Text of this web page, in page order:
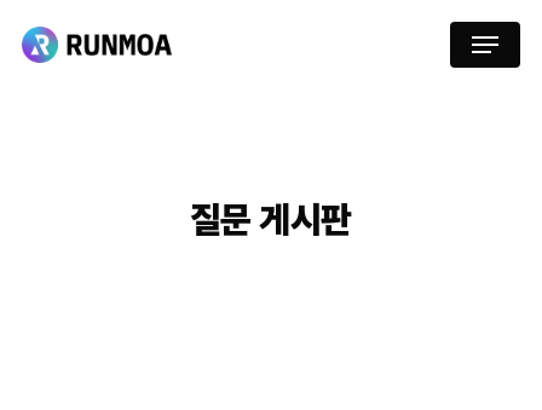
Menu
질문 게시판